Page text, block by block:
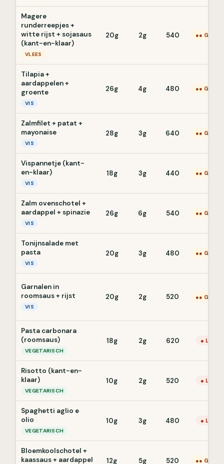
Magere
runderreepjes +
witte rijst + sojasaus
(kant-en-klaar)
VLEES
20g 2g 540 ●● Gemid.
Tilapia +
aardappelen +
groente
VIS
26g 4g 480 ●● Gemid.
Zalmfilet + patat +
mayonaise
VIS
28g 3g 640 ●● Gemid.
Vispannetje (kant-
en-klaar)
VIS
18g 3g 440 ●● Gemid.
Zalm ovenschotel +
aardappel + spinazie
VIS
26g 6g 540 ●● Gemid.
Tonijnsalade met
pasta
VIS
20g 3g 480 ●● Gemid.
Garnalen in
roomsaus + rijst
VIS
20g 2g 520 ●● Gemid.
Pasta carbonara
(roomsaus)
VEGETARISCH
18g 2g 620 ● Laag
Risotto (kant-en-
klaar)
VEGETARISCH
10g 2g 520 ● Laag
Spaghetti aglio e
olio
VEGETARISCH
10g 3g 480 ● Laag
Bloemkoolschotel +
kaassaus + aardappel
12g 5g 520 ●● Gemid.